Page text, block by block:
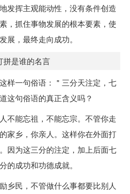
发挥主观能动性，没有条件创造
，抓住事物发展的根本要素，使
展，最终走向成功。
拼是谁的名言
样一句俗语：＂三分天注定，七
这句俗语的真正含义吗？
不能忘祖，不能忘宗。不管你走
家乡，你亲人。这样你在外面打
因为这三分的注定，加上后面七
的成功和功德成就。
乡民，不管做什么事都要比别人